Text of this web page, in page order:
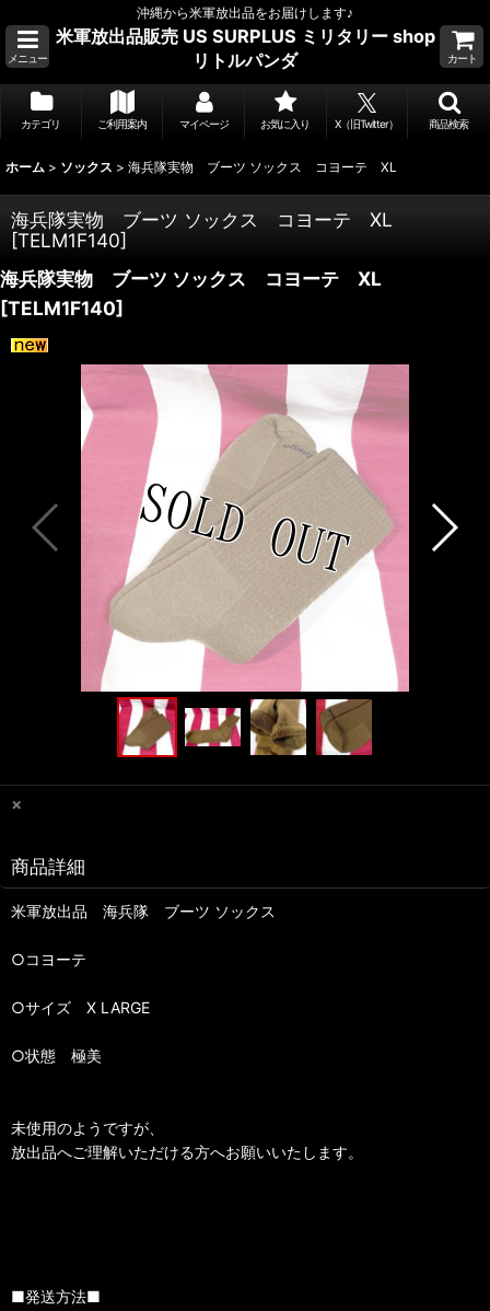
沖縄から米軍放出品をお届けします♪
メニュー
米軍放出品販売 US SURPLUS ミリタリー shop
リトルパンダ
カート
カテゴリ ご利用案内 マイページ お気に入り X（旧Twitter） 商品検索
ホーム > ソックス > 海兵隊実物 ブーツ ソックス コヨーテ XL
海兵隊実物 ブーツ ソックス コヨーテ XL
[TELM1F140]
海兵隊実物 ブーツ ソックス コヨーテ XL
[TELM1F140]
×
商品詳細
米軍放出品 海兵隊 ブーツ ソックス
○コヨーテ
○サイズ X LARGE
○状態 極美
未使用のようですが、
放出品へご理解いただける方へお願いいたします。
■発送方法■